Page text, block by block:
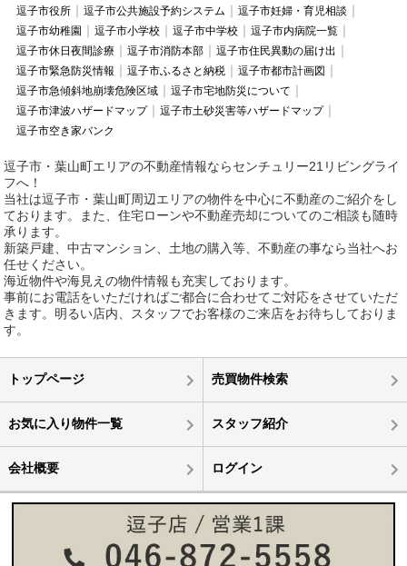
逗子市役所 逗子市公共施設予約システム
逗子市妊婦・育児相談
逗子市幼稚園
逗子市小学校 逗子市中学校
逗子市内病院一覧
逗子市休日夜間診療
逗子市消防本部
逗子市住民異動の届け出
逗子市緊急防災情報
逗子市ふるさと納税
逗子市都市計画図
逗子市急傾斜地崩壊危険区域
逗子市宅地防災について
逗子市津波ハザードマップ
逗子市土砂災害等ハザードマップ
逗子市空き家バンク
逗子市・葉山町エリアの不動産情報ならセンチュリー21リビングライ
フへ！
当社は逗子市・葉山町周辺エリアの物件を中心に不動産のご紹介をし
ております。また、住宅ローンや不動産売却についてのご相談も随時
承ります。
新築戸建、中古マンション、土地の購入等、不動産の事なら当社へお
任せください。
海近物件や海見えの物件情報も充実しております。
事前にお電話をいただければご都合に合わせてご対応をさせていただ
きます。明るい店内、スタッフでお客様のご来店をお待ちしておりま
す。
トップページ 売買物件検索
お気に入り物件一覧 スタッフ紹介
会社概要 ログイン